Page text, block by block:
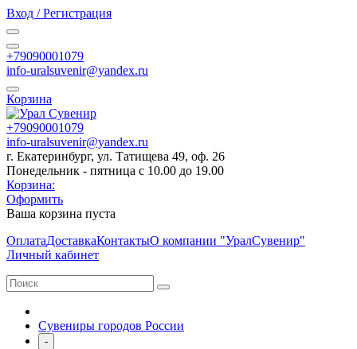
Вход / Регистрация
+79090001079
info-uralsuvenir@yandex.ru
Корзина
+79090001079
info-uralsuvenir@yandex.ru
г. Екатеринбург, ул. Татищева 49, оф. 26
Понедельник - пятница с 10.00 до 19.00
Корзина:
Оформить
Ваша корзина пуста
ОплатаДоставкаКонтактыО компании "УралСувенир"
Личный кабинет
Сувениры городов России
-